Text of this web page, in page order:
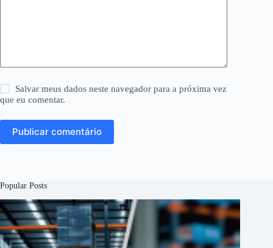
Salvar meus dados neste navegador para a próxima vez
que eu comentar.
Publicar comentário
Popular Posts